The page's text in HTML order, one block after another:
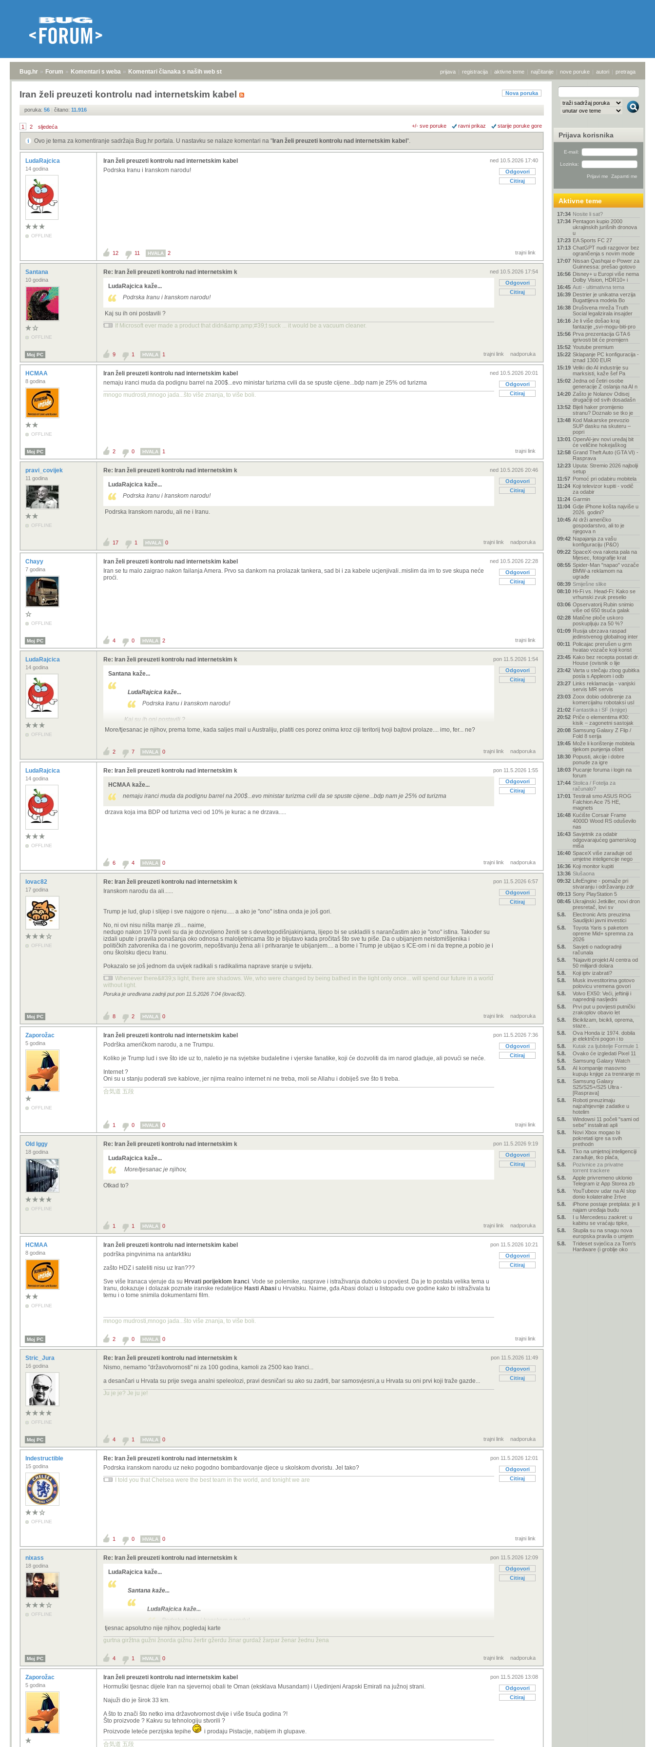
Bug.hr » Forum » Komentari s weba » Komentari članaka s naših web stranica prijava | registracija | aktivne teme | najčitanije | nove poruke | autori | pretraga
Nova poruka
Iran želi preuzeti kontrolu nad internetskim kabel
poruka: 56 | čitano: 11.916
1 2 sljedeća +/- sve poruke ravni prikaz starije poruke gore
Ovo je tema za komentiranje sadržaja Bug.hr portala. U nastavku se nalaze komentari na " Iran želi preuzeti kontrolu nad internetskim kabel ".
LudaRajcica
14 godina
OFFLINE
ned 10.5.2026 17:40
Odgovori
Citiraj
Iran želi preuzeti kontrolu nad internetskim kabel
Podrska Iranu i Iranskom narodu!
trajni link
12 11 HVALA 2
Santana
10 godina
OFFLINE
ned 10.5.2026 17:54
Odgovori
Citiraj
Re: Iran želi preuzeti kontrolu nad internetskim k
LudaRajcica kaže...
Podrska Iranu i Iranskom narodu!
Kaj su ih oni postavili ?
If Microsoft ever made a product that didn&amp;amp;#39;t suck ... it would be a vacuum cleaner.
Moj PC trajni link nadporuka
9 1 HVALA 1
HCMAA
8 godina
OFFLINE
ned 10.5.2026 20:01
Odgovori
Citiraj
Iran želi preuzeti kontrolu nad internetskim kabel
nemaju iranci muda da podignu barrel na 200$...evo ministar turizma cvili da se spuste cijene...bdp nam je 25% od turizma
mnogo mudrosti,mnogo jada...što više znanja, to više boli.
Moj PC trajni link
2 0 HVALA 1
pravi_covijek
11 godina
OFFLINE
ned 10.5.2026 20:46
Odgovori
Citiraj
Re: Iran želi preuzeti kontrolu nad internetskim k
LudaRajcica kaže...
Podrska Iranu i Iranskom narodu!
Podrska Iranskom narodu, ali ne i Iranu.
trajni link nadporuka
17 1 HVALA 0
Chayy
7 godina
OFFLINE
ned 10.5.2026 22:28
Odgovori
Citiraj
Iran želi preuzeti kontrolu nad internetskim kabel
Iran se tu malo zaigrao nakon failanja Amera. Prvo sa dankom na prolazak tankera, sad bi i za kabele ucjenjivali..mislim da im to sve skupa neće
proći.
Moj PC trajni link
4 0 HVALA 2
LudaRajcica
14 godina
OFFLINE
pon 11.5.2026 1:54
Odgovori
Citiraj
Re: Iran želi preuzeti kontrolu nad internetskim k
Santana kaže...
LudaRajcica kaže...
Podrska Iranu i Iranskom narodu!
Kaj su ih oni postavili ?
More/tjesanac je njihov, prema tome, kada saljes mail u Australiju, platiti ces porez onima kroz ciji teritorij tvoji bajtovi prolaze.... imo, fer... ne?
trajni link nadporuka
2 7 HVALA 0
LudaRajcica
14 godina
OFFLINE
pon 11.5.2026 1:55
Odgovori
Citiraj
Re: Iran želi preuzeti kontrolu nad internetskim k
HCMAA kaže...
nemaju iranci muda da podignu barrel na 200$...evo ministar turizma cvili da se spuste cijene...bdp nam je 25% od turizma
drzava koja ima BDP od turizma veci od 10% je kurac a ne drzava.....
trajni link nadporuka
6 4 HVALA 0
lovac82
17 godina
OFFLINE
pon 11.5.2026 6:57
Odgovori
Citiraj
Re: Iran želi preuzeti kontrolu nad internetskim k
Iranskom narodu da ali......
Trump je lud, glup i slijep i sve najgore o njenu..... a ako je "ono" istina onda je još gori.
No, ni ovi nisu ništa manje zli.... naime,
nedugo nakon 1979 uveli su da je dozvoljeno ženiti se s devetogodišnjakinjama, lijepo bi se uskladili s narančastim ako je "ono" istina. Također su
izdali upute i pravila ponašanja oko odnosa s maloljetnicama što je bljutavo kada pročitaš što sve tu piše. Da o ubijanjem neistomišljenika i
političkih zatvorenika da i ne govorim, nepoštivanju žena ali i pritvaranje te ubijanjem.... a bome i Trump je ubijao s ICE-om i ni da trepne,a pobio je i
onu školsku djecu Iranu.
Pokazalo se još jednom da uvijek radikali s radikalima naprave sranje u svijetu.
Whenever there&#39;s light, there are shadows. We, who were changed by being bathed in the light only once... will spend our future in a world
without light.
Poruka je uređivana zadnji put pon 11.5.2026 7:04 (lovac82).
Moj PC trajni link nadporuka
8 2 HVALA 0
Zaporožac
5 godina
OFFLINE
pon 11.5.2026 7:36
Odgovori
Citiraj
Iran želi preuzeti kontrolu nad internetskim kabel
Podrška američkom narodu, a ne Trumpu.
Koliko je Trump lud i sve što ide uz to, naletio je na svjetske budaletine i vjerske fanatike, koji će dozvoliti da im narod gladuje, ali povući se neće.
Internet ?
Oni su u stanju poderati sve kablove, jer njima realno internet ni ne treba, moli se Allahu i dobiješ sve što ti treba.
合気道 五段
trajni link
1 0 HVALA 0
Old Iggy
18 godina
OFFLINE
pon 11.5.2026 9:19
Odgovori
Citiraj
Re: Iran želi preuzeti kontrolu nad internetskim k
LudaRajcica kaže...
More/tjesanac je njihov,
Otkad to?
trajni link nadporuka
1 1 HVALA 0
HCMAA
8 godina
OFFLINE
pon 11.5.2026 10:21
Odgovori
Citiraj
Iran želi preuzeti kontrolu nad internetskim kabel
podrška pingvinima na antarktiku
zašto HDZ i sateliti nisu uz Iran???
Sve više Iranaca vjeruje da su Hrvati porijeklom Iranci. Vode se polemike, rasprave i istraživanja duboko u povijest. Da je to postala velika tema u
Iranu, dokazuje i dolazak poznate iranske redateljice Hasti Abasi u Hrvatsku. Naime, gđa Abasi dolazi u listopadu ove godine kako bi istraživala tu
temu i o tome snimila dokumentarni film.
mnogo mudrosti,mnogo jada...što više znanja, to više boli.
Moj PC trajni link
2 0 HVALA 0
Stric_Jura
16 godina
OFFLINE
pon 11.5.2026 11:49
Odgovori
Citiraj
Re: Iran želi preuzeti kontrolu nad internetskim k
Nismo, nemamo "državotvornosti" ni za 100 godina, kamoli za 2500 kao Iranci...
a desančari u Hrvata su prije svega analni speleolozi, pravi desničari su ako su zadrti, bar samosvjesni,a u Hrvata su oni prvi koji traže gazde...
Ju je je? Je ju je!
Moj PC trajni link nadporuka
4 1 HVALA 0
Indestructible
15 godina
OFFLINE
pon 11.5.2026 12:01
Odgovori
Citiraj
Re: Iran želi preuzeti kontrolu nad internetskim k
Podrska iranskom narodu uz neko pogodno bombardovanje djece u skolskom dvoristu. Jel tako?
I told you that Chelsea were the best team in the world, and tonight we are
trajni link
1 0 HVALA 0
nixass
18 godina
OFFLINE
pon 11.5.2026 12:09
Odgovori
Citiraj
Re: Iran želi preuzeti kontrolu nad internetskim k
LudaRajcica kaže...
Santana kaže...
LudaRajcica kaže...
Podrska Iranu i Iranskom narodu!
Kaj su ih oni postavili ?
ne?
tjesnac apsolutno nije njihov, pogledaj karte
gurtna giržtna gužni žnorda gižnu žertir gžerdu žinar gurdaž žarpar ženar žednu žena
Moj PC trajni link nadporuka
4 1 HVALA 0
Zaporožac
5 godina
pon 11.5.2026 13:08
Odgovori
Citiraj
Iran želi preuzeti kontrolu nad internetskim kabel
Hormuški tjesnac dijele Iran na sjevernoj obali te Oman (eksklava Musandam) i Ujedinjeni Arapski Emirati na južnoj strani.
Najuži dio je širok 33 km.
A što to znači što netko ima državotvornost dvije i više tisuća godina ?!
Što proizvode ? Kakvu su tehnologiju stvorili ?
Proizvode leteće perzijska tepihe
i prodaju Pistacije, nabijem ih glupave.
合気道 五段
Prijava korisnika
E-mail:
Lozinka:
Aktivne teme
17:34 Nosite li sat?
17:34 Pentagon kupio 2000
ukrajinskih jurišnih dronova
u
17:23 EA Sports FC 27
17:13 ChatGPT nudi razgovor bez
ograničenja s novim mode
17:07 Nissan Qashqai e-Power za
Guinnessa: prešao gotovo
16:56 Disney+ u Europi više nema
Dolby Vision, HDR10+ i
16:45 Auti - ultimativna tema
16:39 Destrier je unikatna verzija
Bugattijeva modela Bo
16:38 Društvena mreža Truth
Social legalizirala insajder
16:16 Je li više došao kraj
fantazije „svi-mogu-biti-pro
15:56 Prva prezentacija GTA 6
igrivosti bit će premijern
15:52 Youtube premium
15:22 Sklapanje PC konfiguracija -
iznad 1300 EUR
15:19 Veliki dio AI industrije su
marksisti, kaže šef Pa
15:02 Jedna od četiri osobe
generacije Z oslanja na AI n
14:20 Zašto je Nolanov Odisej
drugačiji od svih dosadašn
13:52 Bijeli haker promijenio
stranu? Doznalo se tko je
13:48 Kod Makarske prevozio
SUP dasku na skuteru –
popri
13:01 OpenAI-jev novi uređaj bit
će veličine hokejaškog
12:58 Grand Theft Auto (GTA VI) -
Rasprava
12:23 Uputa: Stremio 2026 najbolji
setup
11:57 Pomoć pri odabiru mobitela
11:24 Koji televizor kupiti - vodič
za odabir
11:24 Garmin
11:04 Gdje iPhone košta najviše u
2026. godini?
10:45 AI drži američko
gospodarstvo, ali to je
njegova n
09:42 Napajanja za vašu
konfiguraciju (P&O)
09:22 SpaceX-ova raketa pala na
Mjesec, fotografije krat
08:55 Spider-Man "napao" vozače
BMW-a reklamom na
ugrađe
08:39 Smiješne slike
08:10 Hi-Fi vs. Head-Fi: Kako se
vrhunski zvuk preselio
03:06 Opservatorij Rubin snimio
više od 650 tisuća galak
02:28 Matične ploče uskoro
poskupljuju za 50 %?
01:09 Rusija ubrzava raspad
jedinstvenog globalnog inter
00:11 Policajac prerušen u grm
hvatao vozače koji korist
23:45 Kako bez recepta postati dr.
House (ovisnik o lije
23:42 Varta u stečaju zbog gubitka
posla s Appleom i odb
23:27 Links reklamacija - vanjski
servis MR servis
23:03 Zoox dobio odobrenje za
komercijalnu robotaksi usl
21:02 Fantastika i SF (knjige)
20:52 Priče o elementima #30:
kisik – zagonetni sastojak
20:08 Samsung Galaxy Z Flip /
Fold 8 serija
19:45 Može li korištenje mobitela
tijekom punjenja oštet
18:30 Popusti, akcije i dobre
ponude za igre
18:03 Pucanje foruma i login na
forum
17:44 Stolica / Fotelja za
računalo?
17:01 Testirali smo ASUS ROG
Falchion Ace 75 HE,
magnets
16:48 Kućište Corsair Frame
4000D Wood RS oduševilo
nas
16:43 Savjetnik za odabir
odgovarajućeg gamerskog
miša
16:40 SpaceX više zarađuje od
umjetne inteligencije nego
16:36 Koji monitor kupiti
13:36 Slušaona
09:32 LifeEngine - pomaže pri
stvaranju i održavanju zdr
09:13 Sony PlayStation 5
08:45 Ukrajinski Jetkiller, novi dron
presretač, lovi sv
5.8.
Electronic Arts preuzima
Saudijski javni investici
5.8.
Toyota Yaris s paketom
opreme Mid+ spremna za
2026
5.8.
Savjeti o nadogradnji
računala
5.8.
'Najaviti projekt AI centra od
50 milijardi dolara
5.8.
Koji iptv izabrati?
5.8.
Musk investitorima gotovo
polovicu vremena govori
5.8.
Volvo EX50: Veći, jeftiniji i
napredniji nasljedni
5.8.
Prvi put u povijesti putnički
zrakoplov obavio let
5.8.
Biciklizam, bicikli, oprema,
staze...
5.8.
Ova Honda iz 1974. dobila
je električni pogon i to
5.8.
Kutak za ljubitelje Formule 1
5.8.
Ovako će izgledati Pixel 11
5.8.
Samsung Galaxy Watch
5.8.
AI kompanije masovno
kupuju knjige za treniranje m
5.8.
Samsung Galaxy
S25/S25+/S25 Ultra -
[Rasprava]
5.8.
Roboti preuzimaju
najzahtjevnije zadatke u
hotelim
5.8.
Windowsi 11 počeli "sami od
sebe" instalirati apli
5.8.
Novi Xbox mogao bi
pokretati igre sa svih
prethodn
5.8.
Tko na umjetnoj inteligenciji
zarađuje, tko plaća,
5.8.
Pozivnice za privatne
torrent trackere
5.8.
Apple privremeno uklonio
Telegram iz App Storea zb
5.8.
YouTubeov udar na AI slop
donio kolateralne žrtve
5.8.
iPhone postaje pretplata: je li
najam uređaja budu
5.8.
I u Mercedesu zaokret: u
kabinu se vraćaju tipke,
5.8.
Stupila su na snagu nova
europska pravila o umjetn
5.8.
Trideset svjećica za Tom's
Hardware (i groblje oko